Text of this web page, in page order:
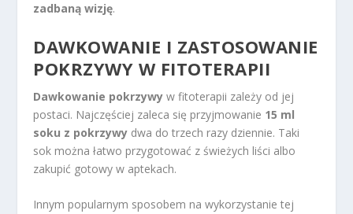
zadbaną wizję.
DAWKOWANIE I ZASTOSOWANIE
POKRZYWY W FITOTERAPII
Dawkowanie pokrzywy w fitoterapii zależy od jej
postaci. Najczęściej zaleca się przyjmowanie 15 ml
soku z pokrzywy dwa do trzech razy dziennie. Taki
sok można łatwo przygotować z świeżych liści albo
zakupić gotowy w aptekach.
Innym popularnym sposobem na wykorzystanie tej